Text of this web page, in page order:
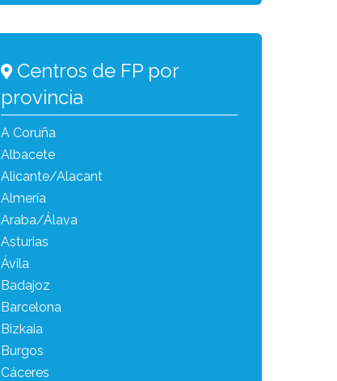
Centros de FP por
provincia
A Coruña
Albacete
Alicante/Alacant
Almería
Araba/Álava
Asturias
Ávila
Badajoz
Barcelona
Bizkaia
Burgos
Cáceres